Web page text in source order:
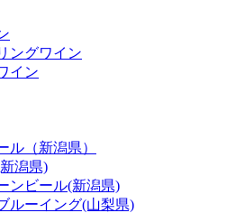
ングワイン
イン
ル（新潟県）
潟県)
ンビール(新潟県)
ルーイング(山梨県)